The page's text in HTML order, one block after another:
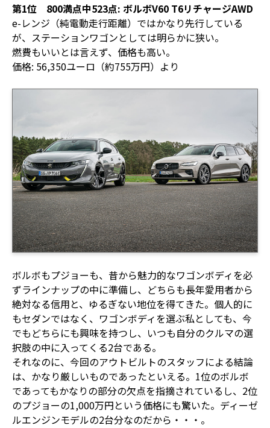
第1位 800満点中523点: ボルボV60 T6リチャージAWD
e-レンジ（純電動走行距離）ではかなり先行している
が、ステーションワゴンとしては明らかに狭い。
燃費もいいとは言えず、価格も高い。
価格: 56,350ユーロ（約755万円）より
ボルボもプジョーも、昔から魅力的なワゴンボディを必
ずラインナップの中に準備し、どちらも長年愛用者から
絶対なる信用と、ゆるぎない地位を得てきた。個人的に
もセダンではなく、ワゴンボディを選ぶ私としても、今
でもどちらにも興味を持つし、いつも自分のクルマの選
択肢の中に入ってくる2台である。
それなのに、今回のアウトビルトのスタッフによる結論
は、かなり厳しいものであったといえる。1位のボルボ
であってもかなりの部分の欠点を指摘されているし、2位
のプジョーの1,000万円という価格にも驚いた。ディーゼ
ルエンジンモデルの2台分なのだから・・・。